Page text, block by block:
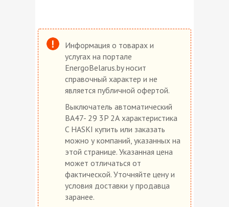
Информация о товарах и
услугах на портале
EnergoBelarus.by носит
справочный характер и не
является публичной офертой.
Выключатель автоматический
ВА47- 29 3P 2А характеристика
C HASKI купить или заказать
можно у компаний, указанных на
этой странице. Указанная цена
может отличаться от
фактической. Уточняйте цену и
условия доставки у продавца
заранее.